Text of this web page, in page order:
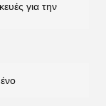
για την